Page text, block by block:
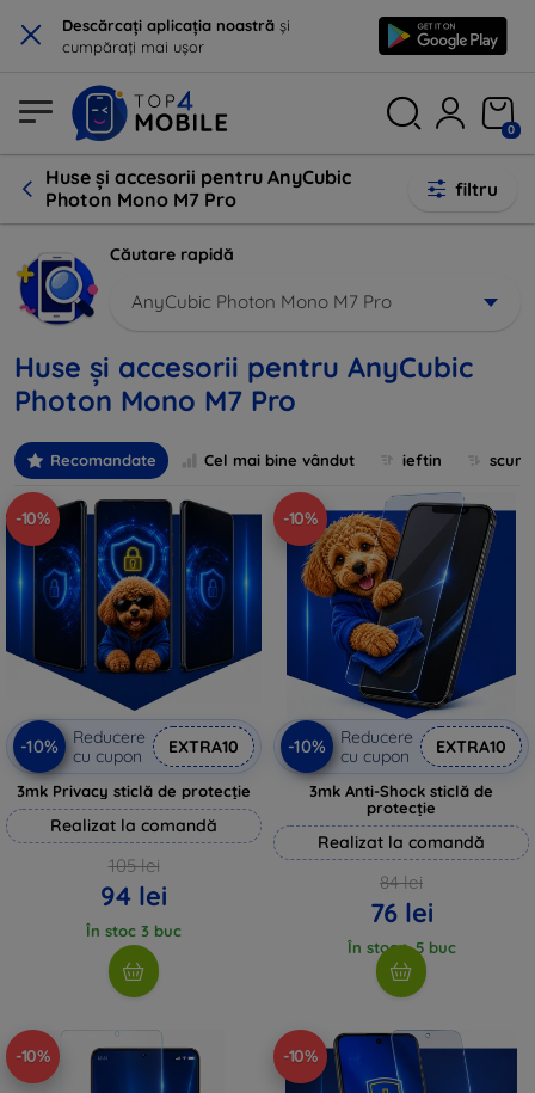
× Descărcați aplicația noastră și
cumpărați mai ușor
0
Huse și accesorii pentru AnyCubic
Photon Mono M7 Pro
filtru
Căutare rapidă
AnyCubic Photon Mono M7 Pro
Huse și accesorii pentru AnyCubic
Photon Mono M7 Pro
Recomandate Cel mai bine vândut ieftin
-10%
-10%
Reducere
cu cupon
EXTRA10
3mk Privacy sticlă de protecție
Realizat la comandă
105 lei
94 lei
În stoc 3 buc
-10%
-10%
Reducere
cu cupon
EXTRA10
3mk Anti-Shock sticlă de
protecție
Realizat la comandă
84 lei
76 lei
În stoc > 5 buc
-10% -10%